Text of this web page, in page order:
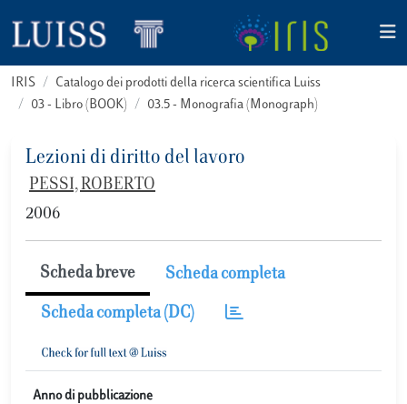
IRIS
Catalogo dei prodotti della ricerca scientifica Luiss
03 - Libro (BOOK)
03.5 - Monografia (Monograph)
Lezioni di diritto del lavoro
PESSI, ROBERTO
2006
Scheda breve Scheda completa
Scheda completa (DC)
Anno di pubblicazione